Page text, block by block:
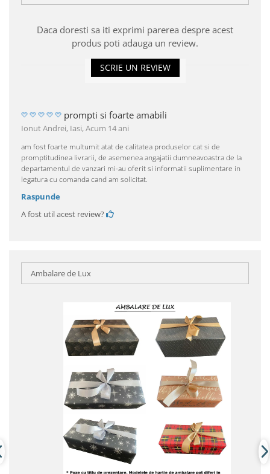
Daca doresti sa iti exprimi parerea despre acest
produs poti adauga un review.
SCRIE UN REVIEW
prompti si foarte amabili
Ionut Andrei, Iasi,Acum 14 ani
am fost foarte multumit atat de calitatea produselor cat si de
promptitudinea livrarii, de asemenea angajatii dumneavoastra de la
departamentul de vanzari mi-au oferit si informatii suplimentare in
legatura cu comanda cand am solicitat.
Raspunde
A fost util acest review?
Ambalare de Lux